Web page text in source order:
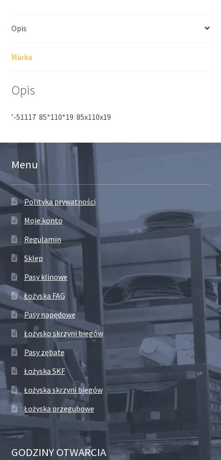
Opis
Marka
Opis
’-51117 85*110*19 85x110x19
Menu
Polityka prywatności
Moje konto
Regulamin
Sklep
Pasy klinowe
Łożyska FAG
Pasy napędowe
Łożysko skrzyni biegów
Pasy zębate
Łożyska SKF
Łożyska skrzyni biegów
Łożyska przegubowe
GODZINY OTWARCIA